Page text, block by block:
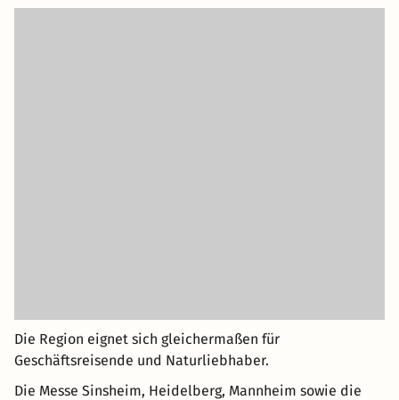
Die Region eignet sich gleichermaßen für
Geschäftsreisende und Naturliebhaber.
Die Messe Sinsheim, Heidelberg, Mannheim sowie die